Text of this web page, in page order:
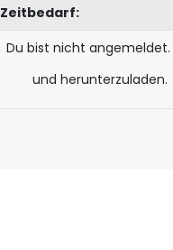
Zeitbedarf:
Du bist nicht
und herunterzuladen.